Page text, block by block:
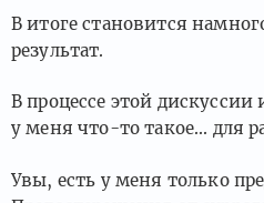
В итоге становится
результат.
В процессе этой дискуссии
у меня что-то такое... для
Увы, есть у меня только